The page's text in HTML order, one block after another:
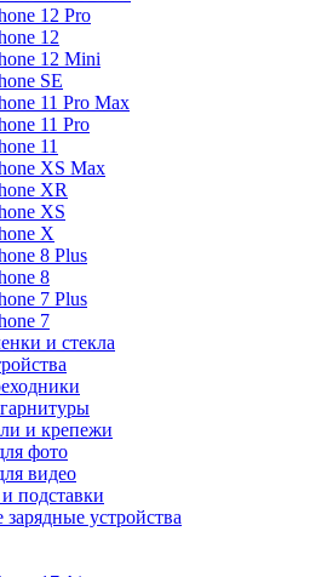
12 Pro
12
12 Mini
SE
11 Pro Max
11 Pro
11
XS Max
XR
XS
X
8 Plus
8
7 Plus
7
и стекла
и крепежи
фото
видео
подставки
устройства